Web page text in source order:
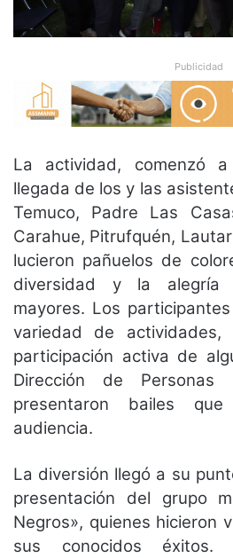
Publicidad
La actividad, comenzó
llegada de los y las
Temuco, Padre Las
Carahue, Pitrufquén,
lucieron pañuelos de
diversidad y la alegría
mayores. Los
variedad de actividades,
participación activa de
Dirección de Personas
presentaron bailes
audiencia.
La diversión llegó a su
presentación del grupo
Negros», quienes hicieron
sus conocidos